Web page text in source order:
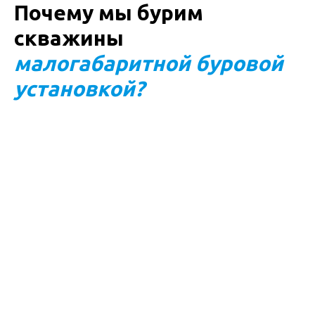
Почему мы бурим
скважины
малогабаритной буровой
установкой?